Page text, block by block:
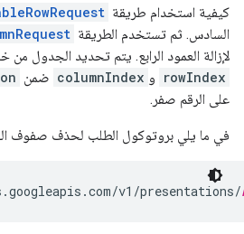
كيفية استخدام طريقة
السادس. ثم تستخدم الطريقة
لإزالة العمود الرابع. يتم تحديد الجدول من
rowIndex و columnIndex ضمن
على الرقم صفر.
في ما يلي بروتوكول الطلب لحذف صفوف
v1/presentations/